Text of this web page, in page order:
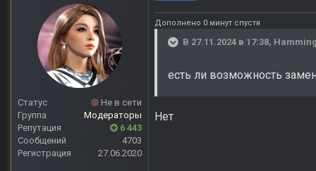
Статус
Не в сети
Группа
Модераторы
Репутация
6 443
Сообщений
4703
Регистрация
27.06.2020
Дополнено 0 минут спустя
В 27.11.2024 в 17:38,
есть ли возможность
Нет